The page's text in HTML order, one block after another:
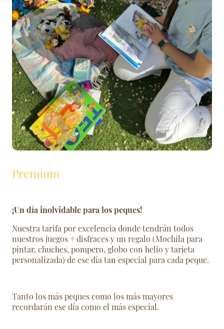
Premium
¡Un día inolvidable para los peques!
Nuestra tarifa por excelencia donde tendrán todos
nuestros juegos + disfraces y un regalo (Mochila para
pintar, chuches, pompero, globo con helio y tarjeta
personalizada) de ese día tan especial para cada peque.
Tanto los más peques como los más mayores
recordarán ese día como el más especial.